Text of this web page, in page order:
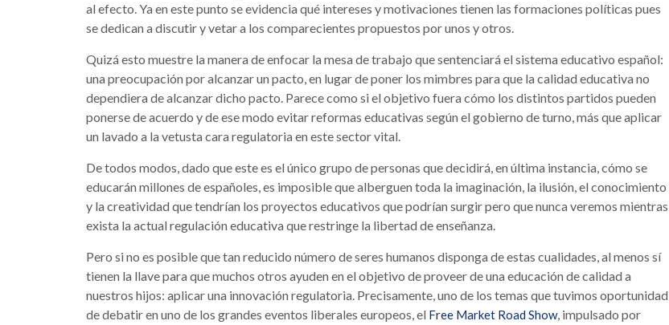
al efecto. Ya en este punto se evidencia qué intereses y motivaciones tienen las formaciones políticas pues
se dedican a discutir y vetar a los comparecientes propuestos por unos y otros.
Quizá esto muestre la manera de enfocar la mesa de trabajo que sentenciará el sistema educativo español:
una preocupación por alcanzar un pacto, en lugar de poner los mimbres para que la calidad educativa no
dependiera de alcanzar dicho pacto. Parece como si el objetivo fuera cómo los distintos partidos pueden
ponerse de acuerdo y de ese modo evitar reformas educativas según el gobierno de turno, más que aplicar
un lavado a la vetusta cara regulatoria en este sector vital.
De todos modos, dado que este es el único grupo de personas que decidirá, en última instancia, cómo se
educarán millones de españoles, es imposible que alberguen toda la imaginación, la ilusión, el conocimiento
y la creatividad que tendrían los proyectos educativos que podrían surgir pero que nunca veremos mientras
exista la actual regulación educativa que restringe la libertad de enseñanza.
Pero si no es posible que tan reducido número de seres humanos disponga de estas cualidades, al menos sí
tienen la llave para que muchos otros ayuden en el objetivo de proveer de una educación de calidad a
nuestros hijos: aplicar una innovación regulatoria. Precisamente, uno de los temas que tuvimos oportunidad
de debatir en uno de los grandes eventos liberales europeos, el Free Market Road Show, impulsado por